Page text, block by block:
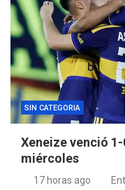
SIN CATEGORIA
Xeneize venció
miércoles
17 horas ago